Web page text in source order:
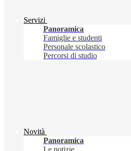
Servizi
Panoramica
Famiglie e studenti
Personale scolastico
Percorsi di studio
Novità
Panoramica